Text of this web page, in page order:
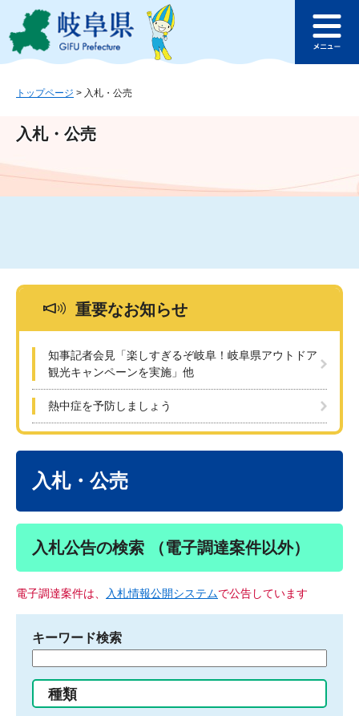
ジ
ュ
文
このページの本文へ
ュ
トップページ > 入札・公売
入札・公売
重要なお知らせ
知事記者会見「楽しすぎるぞ岐阜！岐阜県アウトドア
観光キャンペーンを実施」他
熱中症を予防しましょう
入札・公売
入札公告の検索 （電子調達案件以外）
電子調達案件は、 入札情報公開システムで公告しています
キーワード検索
る
種類